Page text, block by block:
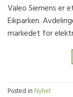
Valeo Siemens er
Eikparken.
markedet for
Posted in Nyhet